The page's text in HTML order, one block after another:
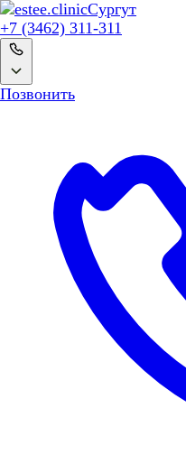
Сургут
+7 (3462) 311-311
Позвонить